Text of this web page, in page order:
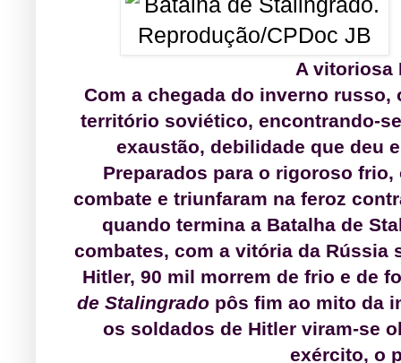
A vitoriosa
Com a chegada do inverno
território soviético, encontrando-
exaustão, debilidade que deu
Preparados para o rigoroso
combate e triunfaram na feroz
quando termina a Batalha de
combates, com a vitória da Rússia
Hitler, 90 mil morrem de frio e de
de Stalingrado pôs fim ao mito da
os soldados de Hitler viram-se
exército, o